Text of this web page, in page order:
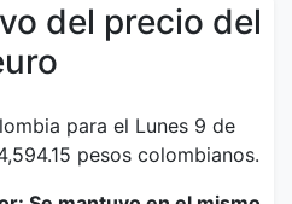
del precio del
para el Lunes 9 de
pesos colombianos.